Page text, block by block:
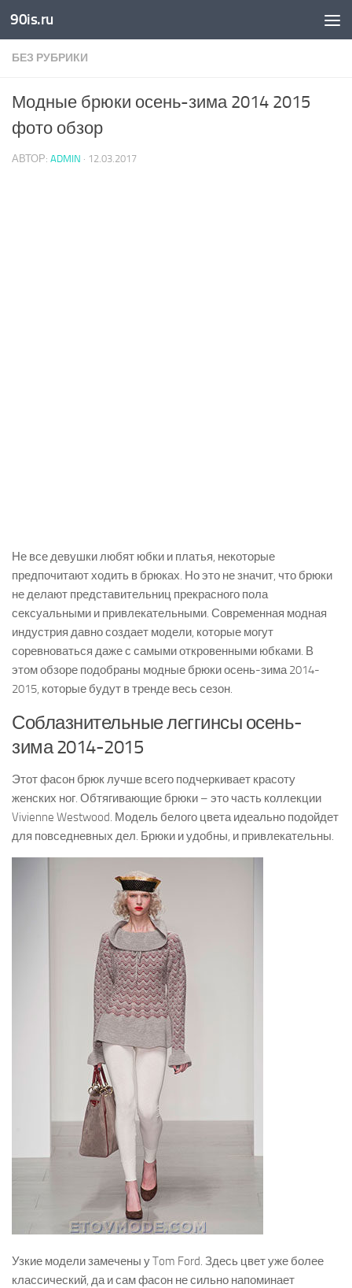
Skip to content
90is.ru
БЕЗ РУБРИКИ
Модные брюки осень-зима 2014 2015
фото обзор
АВТОР: ADMIN · 12.03.2017
Не все девушки любят юбки и платья, некоторые
предпочитают ходить в брюках. Но это не значит, что брюки
не делают представительниц прекрасного пола
сексуальными и привлекательными. Современная модная
индустрия давно создает модели, которые могут
соревноваться даже с самыми откровенными юбками. В
этом обзоре подобраны модные брюки осень-зима 2014-
2015, которые будут в тренде весь сезон.
Соблазнительные леггинсы осень-
зима 2014-2015
Этот фасон брюк лучше всего подчеркивает красоту
женских ног. Обтягивающие брюки – это часть коллекции
Vivienne Westwood. Модель белого цвета идеально подойдет
для повседневных дел. Брюки и удобны, и привлекательны.
Узкие модели замечены у Tom Ford. Здесь цвет уже более
классический, да и сам фасон не сильно напоминает